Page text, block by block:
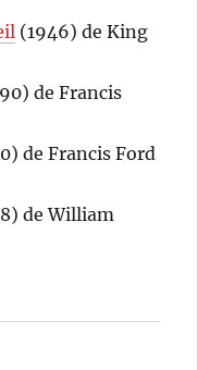
(1946) de King
de Francis
de Francis Ford
de William